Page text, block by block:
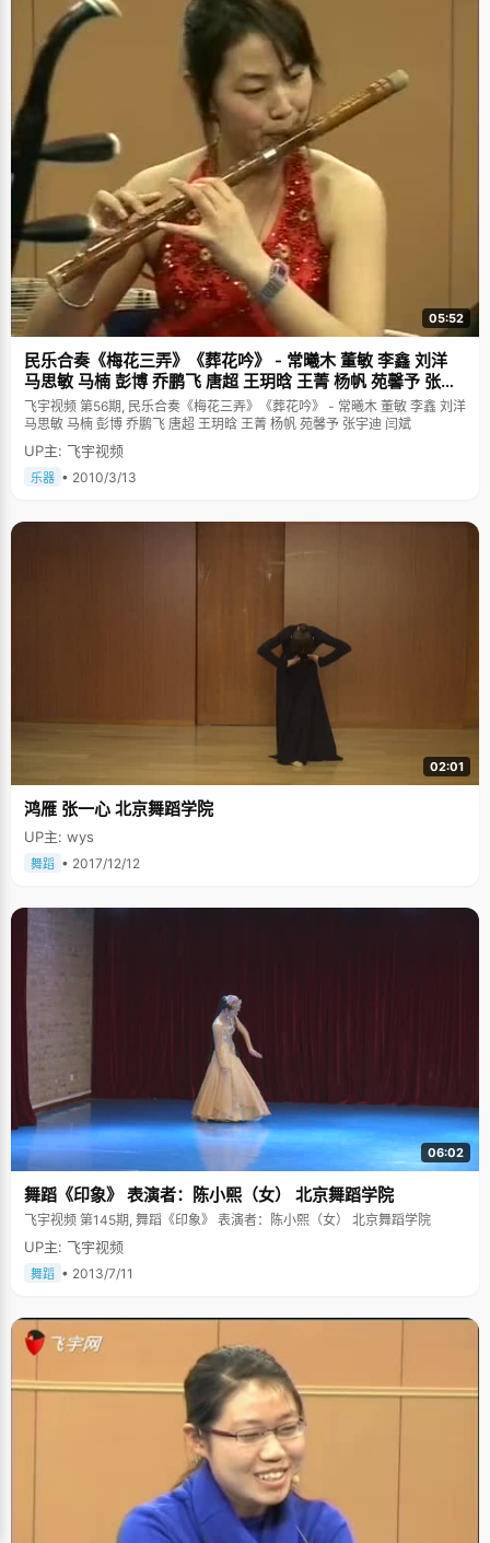
05:52
民乐合奏《梅花三弄》《葬花吟》 - 常曦木 董敏 李鑫 刘洋
马思敏 马楠 彭博 乔鹏飞 唐超 王玥晗 王菁 杨帆 苑馨予 张宇
迪 闫斌
飞宇视频 第56期, 民乐合奏《梅花三弄》《葬花吟》 - 常曦木 董敏 李鑫 刘洋
马思敏 马楠 彭博 乔鹏飞 唐超 王玥晗 王菁 杨帆 苑馨予 张宇迪 闫斌
UP主: 飞宇视频
乐器 • 2010/3/13
02:01
鸿雁 张一心 北京舞蹈学院
UP主: wys
舞蹈 • 2017/12/12
06:02
舞蹈《印象》 表演者：陈小熙（女） 北京舞蹈学院
飞宇视频 第145期, 舞蹈《印象》 表演者：陈小熙（女） 北京舞蹈学院
UP主: 飞宇视频
舞蹈 • 2013/7/11